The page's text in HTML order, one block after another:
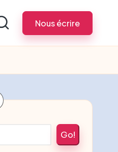
Nous écrire
Go!